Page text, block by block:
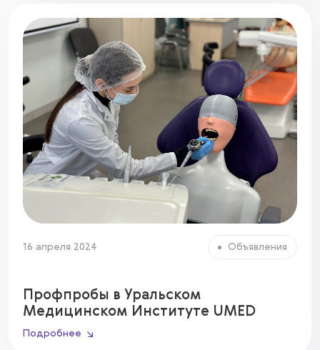
16 апреля 2024 Объявления
Профпробы в Уральском
Медицинском Институте UMED
Подробнее